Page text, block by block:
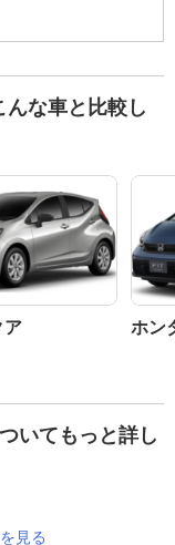
な車と比較し
ア ホン
いてもっと詳し
見る